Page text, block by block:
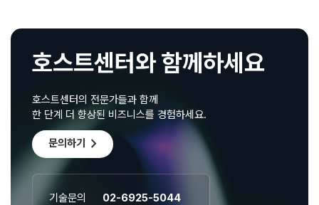
호스트센터와 함께하세요
호스트센터의 전문가들과 함께
한 단계 더 향상된 비즈니스를 경험하세요.
문의하기 chevron_right
기술문의 02-6925-5044